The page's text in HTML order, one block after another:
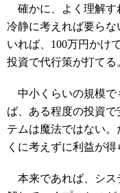
確かに、よく理解す
冷静に考えれば要ら
いれば、100万円かけ
投資で代行策が打てる
中小くらいの規模で
ば、ある程度の投資
テムは魔法ではない
くに考えずに利益が
本来であれば、シス